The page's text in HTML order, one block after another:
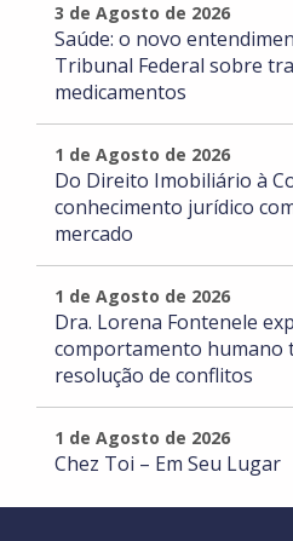
3 de Agosto de 2026
Saúde: o novo
Tribunal Federal sobre
medicamentos
1 de Agosto de 2026
Do Direito Imobiliário à
conhecimento jurídico
mercado
1 de Agosto de 2026
Dra. Lorena Fontenele
comportamento humano
resolução de conflitos
1 de Agosto de 2026
Chez Toi – Em Seu Lugar